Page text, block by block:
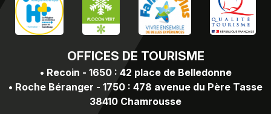
OFFICES DE TOURISME
• Recoin - 1650 : 42 place de Belledonne
• Roche Béranger - 1750 : 478 avenue du Père Tasse
38410 Chamrousse